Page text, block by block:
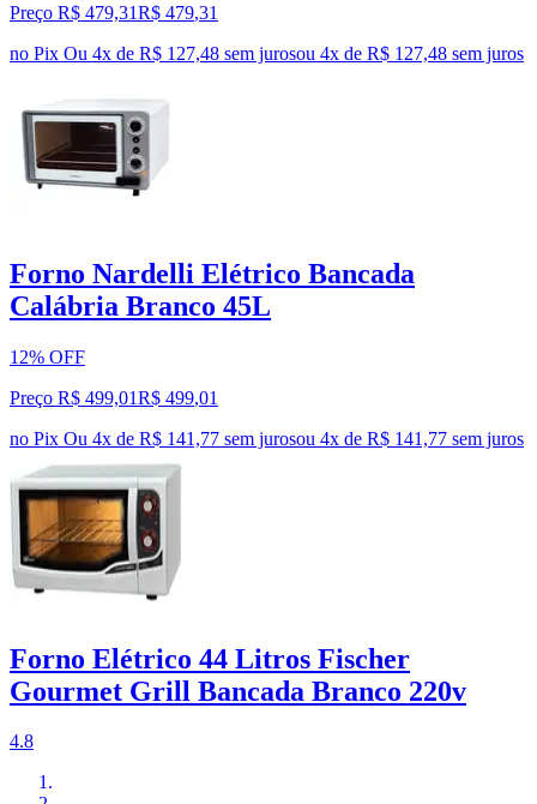
Preço R$ 479,31R$ 479,31
no Pix Ou 4x de R$ 127,48 sem jurosou 4x de R$ 127,48 sem juros
Forno Nardelli Elétrico Bancada
Calábria Branco 45L
12% OFF
Preço R$ 499,01R$ 499,01
no Pix Ou 4x de R$ 141,77 sem jurosou 4x de R$ 141,77 sem juros
Forno Elétrico 44 Litros Fischer
Gourmet Grill Bancada Branco 220v
4.8